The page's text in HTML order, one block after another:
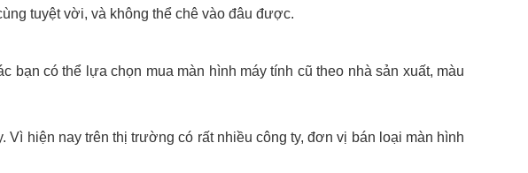
tuyệt vời, và không thể chê vào đâu được.
bạn có thể lựa chọn mua màn hình máy tính cũ theo nhà sản xuất, màu
hiện nay trên thị trường có rất nhiều công ty, đơn vị bán loại màn hình